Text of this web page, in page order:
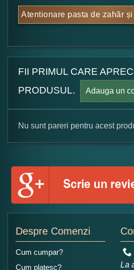
Atentionare pasta de zahăr
FII PRIMUL CARE
PRODUSUL.
Adauga un
Formular pareri client
Numele dumneavoastra:
Nu sunt pareri pentru acest
Despre Comenzi
Cum cumpar?
Cum platesc?
La